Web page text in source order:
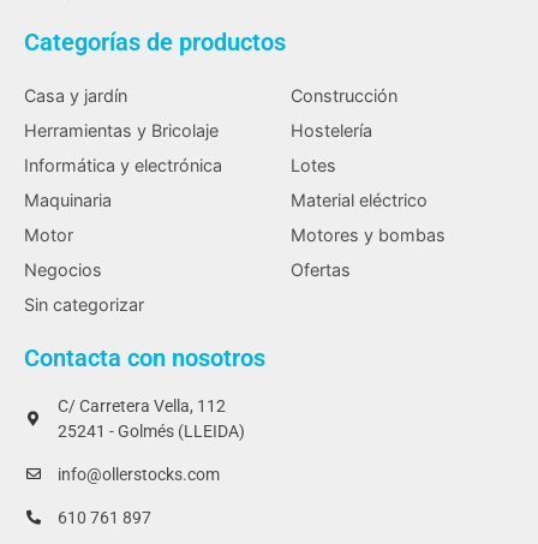
Categorías de productos
Casa y jardín
Construcción
Herramientas y Bricolaje
Hostelería
Informática y electrónica
Lotes
Maquinaria
Material eléctrico
Motor
Motores y bombas
Negocios
Ofertas
Sin categorizar
Contacta con nosotros
C/ Carretera Vella, 112
25241 - Golmés (LLEIDA)
info@ollerstocks.com
610 761 897